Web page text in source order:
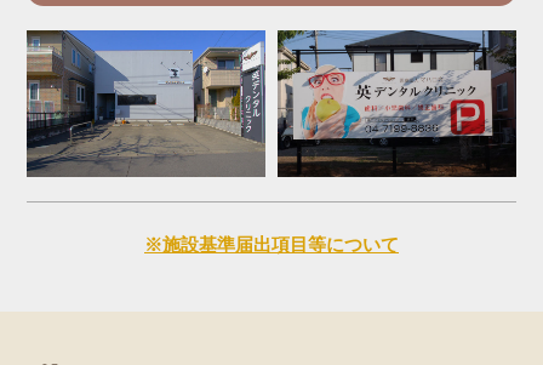
※施設基準届出項目等について